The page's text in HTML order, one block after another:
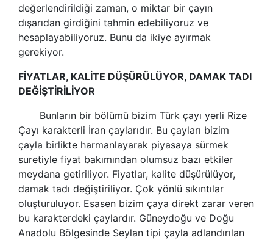
değerlendirildiği zaman, o miktar bir çayın
dışarıdan girdiğini tahmin edebiliyoruz ve
hesaplayabiliyoruz. Bunu da ikiye ayırmak
gerekiyor.
FİYATLAR, KALİTE DÜŞÜRÜLÜYOR, DAMAK TADI
DEĞİŞTİRİLİYOR
Bunların bir bölümü bizim Türk çayı yerli Rize
Çayı karakterli İran çaylarıdır. Bu çayları bizim
çayla birlikte harmanlayarak piyasaya sürmek
suretiyle fiyat bakımından olumsuz bazı etkiler
meydana getiriliyor. Fiyatlar, kalite düşürülüyor,
damak tadı değiştiriliyor. Çok yönlü sıkıntılar
oluşturuluyor. Esasen bizim çaya direkt zarar veren
bu karakterdeki çaylardır. Güneydoğu ve Doğu
Anadolu Bölgesinde Seylan tipi çayla adlandırılan